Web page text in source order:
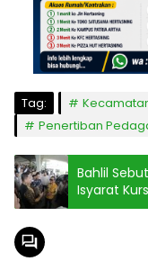
Tag:
Penertiban
Bahlil
Isyarat